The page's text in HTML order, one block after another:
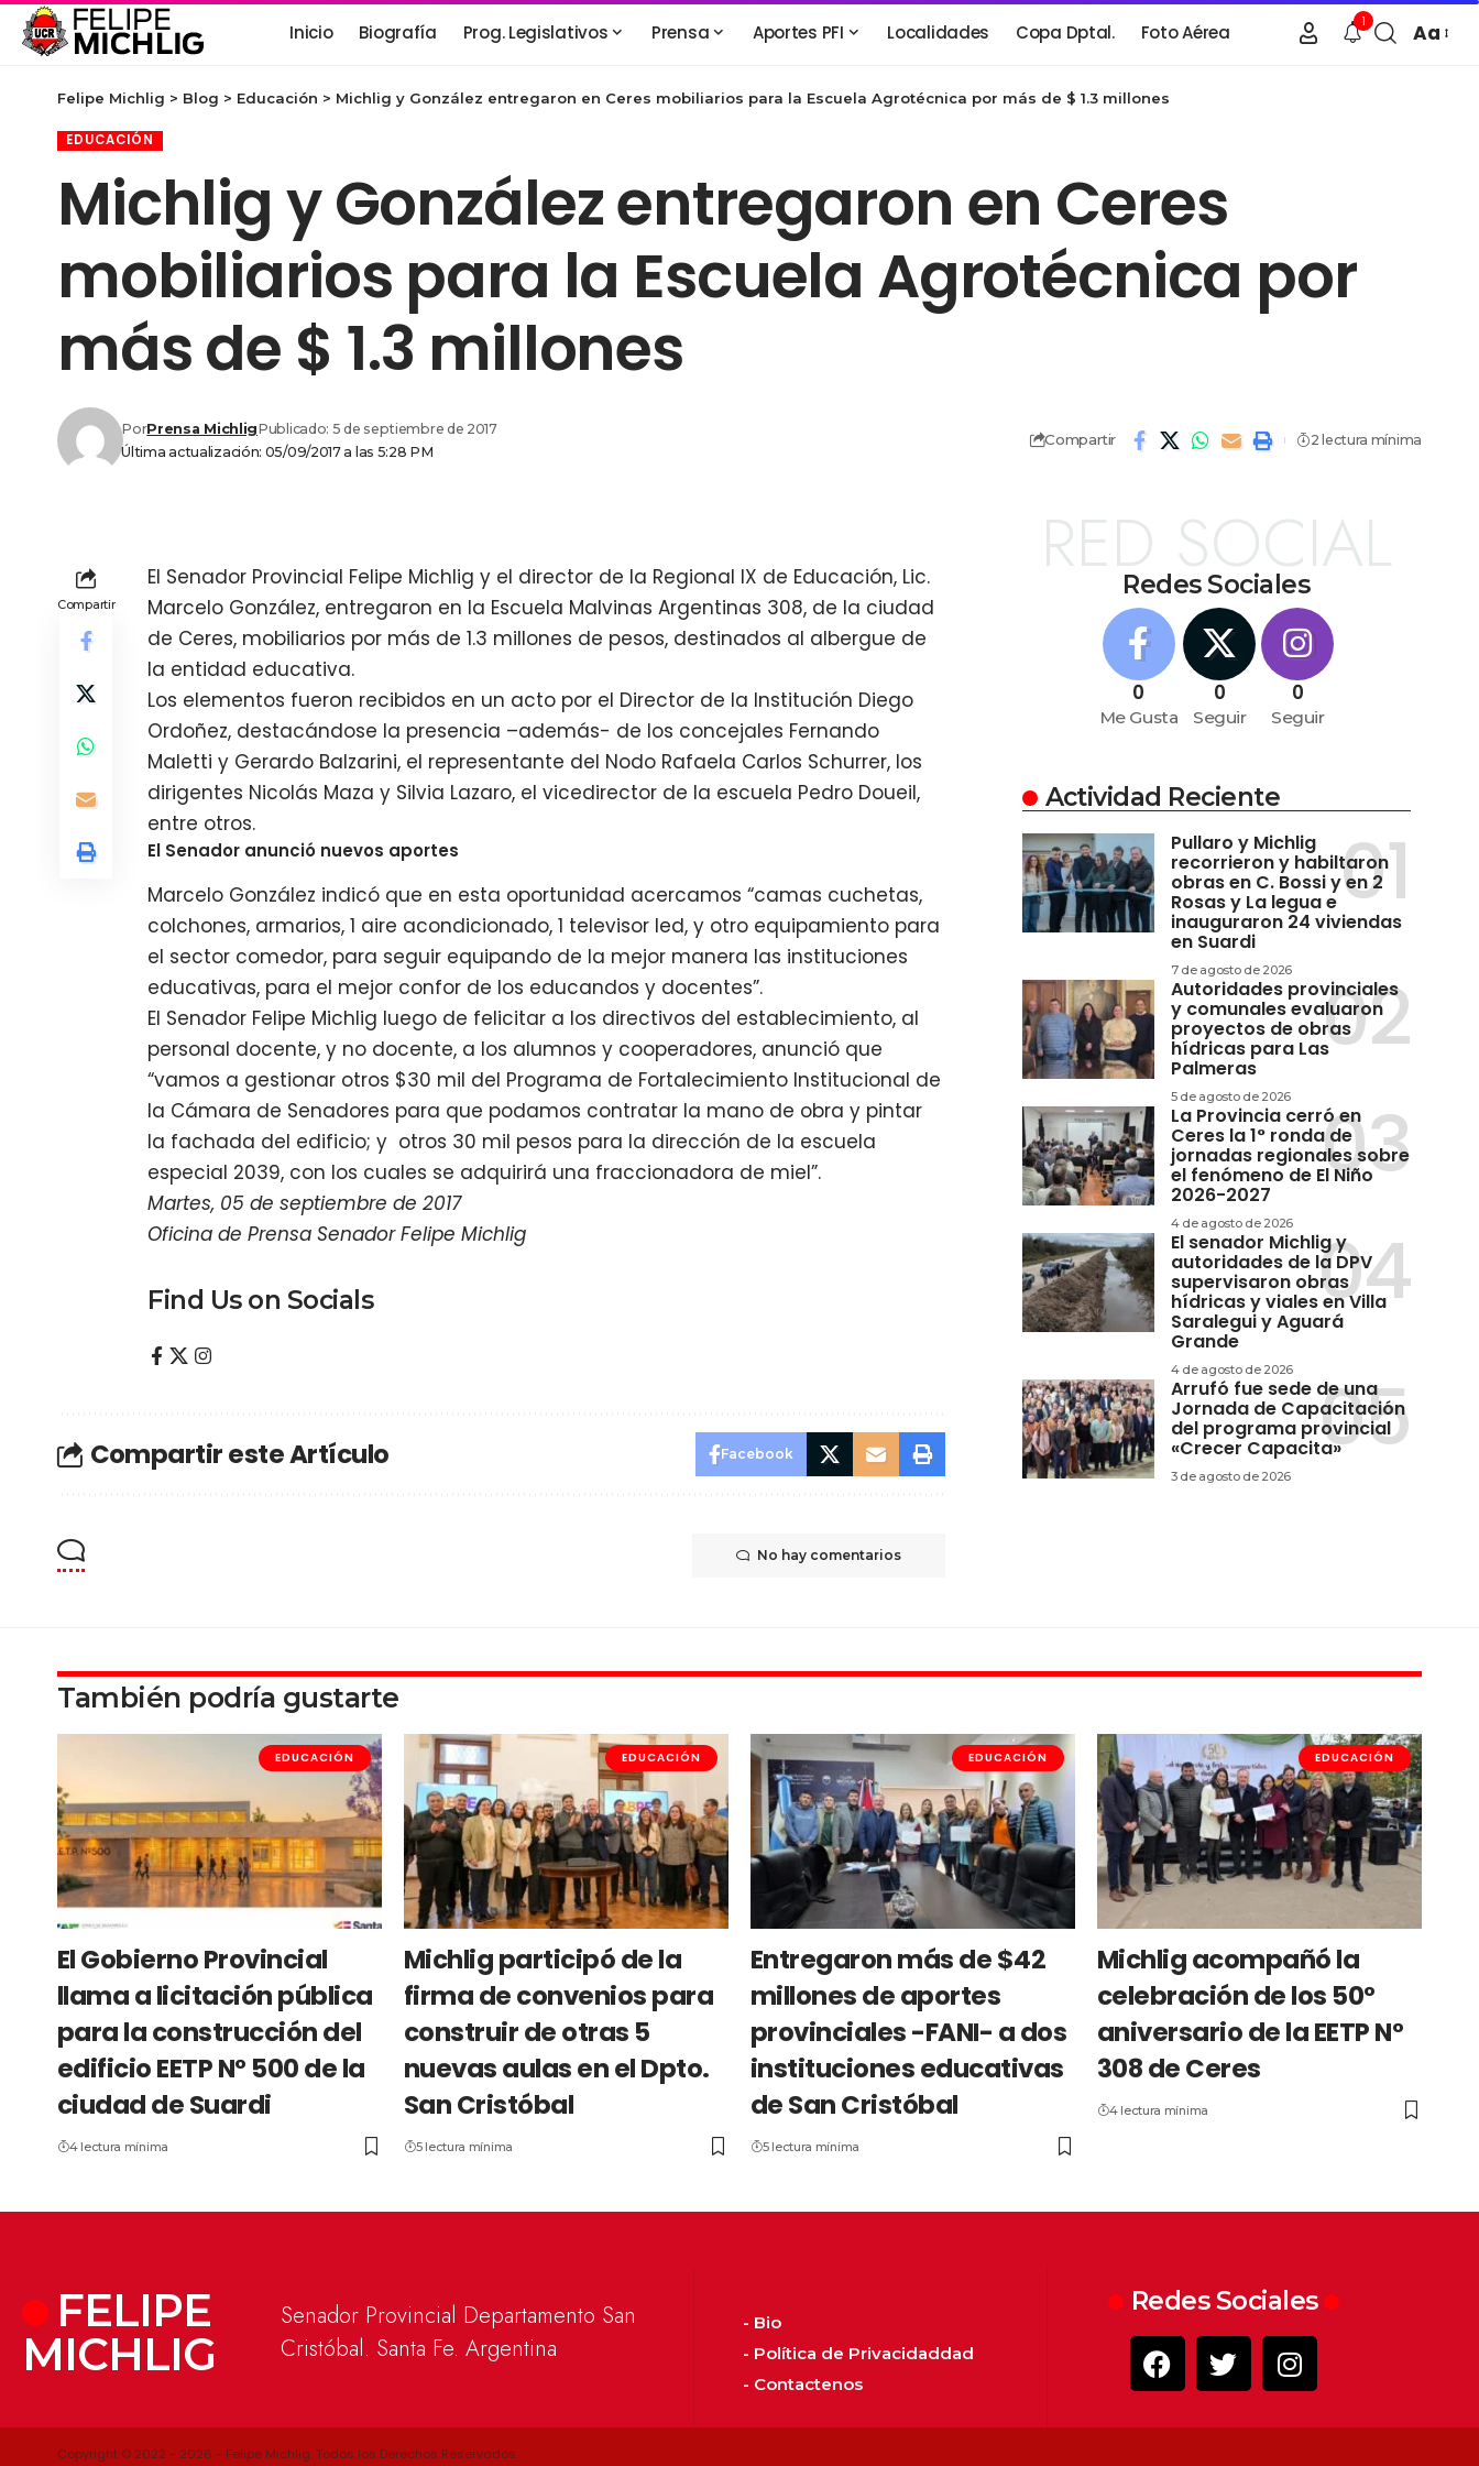
Inicio Biografía Prog. Legislativos Prensa Aportes PFI Localidades Copa Dptal. Foto Aérea
1 Aa
Felipe Michlig > Blog > Educación > Michlig y González entregaron en Ceres mobiliarios para la Escuela Agrotécnica por más de $ 1.3 millones
EDUCACIÓN
Michlig y González entregaron en Ceres
mobiliarios para la Escuela Agrotécnica por
más de $ 1.3 millones
Última actualización: 05/09/2017 a las 5:28 PM
PorPrensa MichligPublicado: 5 de septiembre de 2017
Compartir 2 lectura mínima
Compartir
El Senador Provincial Felipe Michlig y el director de la Regional IX de Educación, Lic.
Marcelo González, entregaron en la Escuela Malvinas Argentinas 308, de la ciudad
de Ceres, mobiliarios por más de 1.3 millones de pesos, destinados al albergue de
la entidad educativa.
Los elementos fueron recibidos en un acto por el Director de la Institución Diego
Ordoñez, destacándose la presencia –además- de los concejales Fernando
Maletti y Gerardo Balzarini, el representante del Nodo Rafaela Carlos Schurrer, los
dirigentes Nicolás Maza y Silvia Lazaro, el vicedirector de la escuela Pedro Doueil,
entre otros.
El Senador anunció nuevos aportes
Marcelo González indicó que en esta oportunidad acercamos “camas cuchetas,
colchones, armarios, 1 aire acondicionado, 1 televisor led, y otro equipamiento para
el sector comedor, para seguir equipando de la mejor manera las instituciones
educativas, para el mejor confor de los educandos y docentes”.
El Senador Felipe Michlig luego de felicitar a los directivos del establecimiento, al
personal docente, y no docente, a los alumnos y cooperadores, anunció que
“vamos a gestionar otros $30 mil del Programa de Fortalecimiento Institucional de
la Cámara de Senadores para que podamos contratar la mano de obra y pintar
la fachada del edificio; y otros 30 mil pesos para la dirección de la escuela
especial 2039, con los cuales se adquirirá una fraccionadora de miel”.
Martes, 05 de septiembre de 2017
Oficina de Prensa Senador Felipe Michlig
Find Us on Socials
Compartir este Artículo Facebook
No hay comentarios
Redes Sociales
RED SOCIAL
0
Me Gusta
0
Seguir
0
Seguir
Actividad Reciente
Pullaro y Michlig
recorrieron y habiltaron
obras en C. Bossi y en 2
Rosas y La legua e
inauguraron 24 viviendas
en Suardi
7 de agosto de 2026
Autoridades provinciales
y comunales evaluaron
proyectos de obras
hídricas para Las
Palmeras
5 de agosto de 2026
La Provincia cerró en
Ceres la 1° ronda de
jornadas regionales sobre
el fenómeno de El Niño
2026-2027
4 de agosto de 2026
El senador Michlig y
autoridades de la DPV
supervisaron obras
hídricas y viales en Villa
Saralegui y Aguará
Grande
4 de agosto de 2026
Arrufó fue sede de una
Jornada de Capacitación
del programa provincial
«Crecer Capacita»
3 de agosto de 2026
También podría gustarte
EDUCACIÓN
El Gobierno Provincial
llama a licitación pública
para la construcción del
edificio EETP N° 500 de la
ciudad de Suardi
4 lectura mínima
EDUCACIÓN
Michlig participó de la
firma de convenios para
construir de otras 5
nuevas aulas en el Dpto.
San Cristóbal
5 lectura mínima
EDUCACIÓN
Entregaron más de $42
millones de aportes
provinciales -FANI- a dos
instituciones educativas
de San Cristóbal
5 lectura mínima
EDUCACIÓN
Michlig acompañó la
celebración de los 50°
aniversario de la EETP N°
308 de Ceres
4 lectura mínima
FELIPE
MICHLIG
Senador Provincial Departamento San
Cristóbal. Santa Fe. Argentina
- Bio
- Política de Privacidaddad
- Contactenos
Redes Sociales
Copyright © 2022 - 2026 - Felipe Michlig. Todos los Derechos Reservados.